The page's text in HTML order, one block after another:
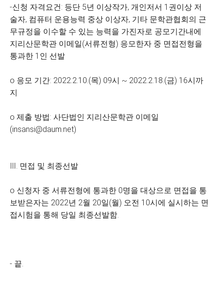
-신청 자격요건: 등단 5년 이상작가, 개인저서 1권이상 저
술자, 컴퓨터 운용능력 중상 이상자, 기타 문학관협회의 근
무규정을 이수할 수 있는 능력을 가진자로 공모기간내에
지리산문학관 이메일(서류전형) 응모한자 중 면접전형을
통과한 1인 선발
o 응모 기간: 2022.2.10.(목) 09시 ~ 2022.2.18.(금) 16시까
지
o 제출 방법: 사단법인 지리산문학관 이메일
(insansi@daum.net)
Ⅲ. 면접 및 최종선발
o 신청자 중 서류전형에 통과한 0명을 대상으로 면접을 통
보받은자는 2022년 2월 20일(월) 오전 10시에 실시하는 면
접시험을 통해 당일 최종선발함.
- 끝.